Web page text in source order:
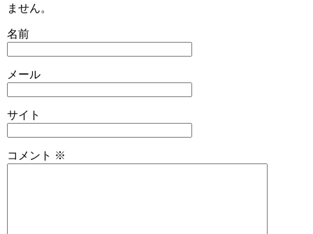
ません。
名前
メール
サイト
コメント ※